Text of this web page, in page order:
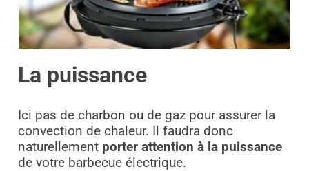
La puissance
Ici pas de charbon ou de gaz pour assurer la
convection de chaleur. Il faudra donc
naturellement porter attention à la puissance
de votre barbecue électrique.